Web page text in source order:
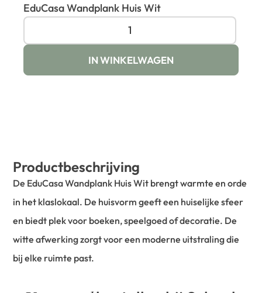
EduCasa Wandplank Huis Wit
IN WINKELWAGEN
Productbeschrijving
De EduCasa Wandplank Huis Wit brengt warmte en orde
in het klaslokaal. De huisvorm geeft een huiselijke sfeer
en biedt plek voor boeken, speelgoed of decoratie. De
witte afwerking zorgt voor een moderne uitstraling die
bij elke ruimte past.